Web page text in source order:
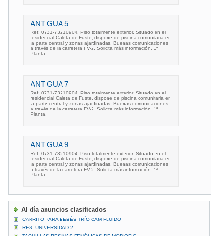
ANTIGUA 5
Ref: 0731-73210904. Piso totalmente exterior. Situado en el
residencial Caleta de Fuste, dispone de piscina comunitaria en
la parte central y zonas ajardinadas. Buenas comunicaciones
a través de la carretera FV-2. Solicita más información. 1ª
Planta.
ANTIGUA 7
Ref: 0731-73210904. Piso totalmente exterior. Situado en el
residencial Caleta de Fuste, dispone de piscina comunitaria en
la parte central y zonas ajardinadas. Buenas comunicaciones
a través de la carretera FV-2. Solicita más información. 1ª
Planta.
ANTIGUA 9
Ref: 0731-73210904. Piso totalmente exterior. Situado en el
residencial Caleta de Fuste, dispone de piscina comunitaria en
la parte central y zonas ajardinadas. Buenas comunicaciones
a través de la carretera FV-2. Solicita más información. 1ª
Planta.
Al día anuncios clasificados
CARRITO PARA BEBÉS TRÍO CAM FLUIDO
RES. UNIVERSIDAD 2